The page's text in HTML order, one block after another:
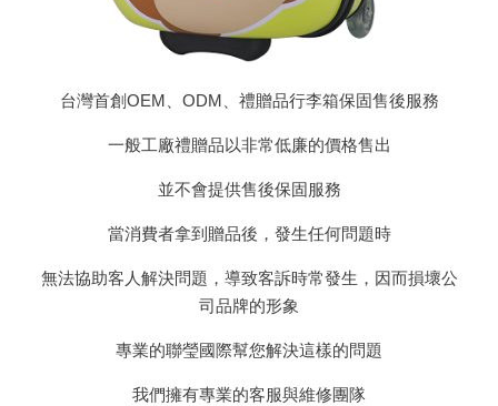
台灣首創OEM、ODM、禮贈品行李箱保固售後服務
一般工廠禮贈品以非常低廉的價格售出
並不會提供售後保固服務
當消費者拿到贈品後，發生任何問題時
無法協助客人解決問題，導致客訴時常發生，因而損壞公
司品牌的形象
專業的聯瑩國際幫您解決這樣的問題
我們擁有專業的客服與維修團隊